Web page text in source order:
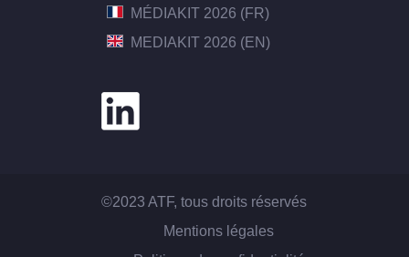
MÉDIAKIT 2026 (FR)
MEDIAKIT 2026 (EN)
©2023 ATF, tous droits réservés
Mentions légales